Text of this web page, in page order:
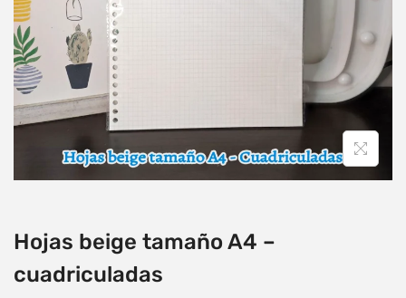
Hojas beige tamaño A4 –
cuadriculadas